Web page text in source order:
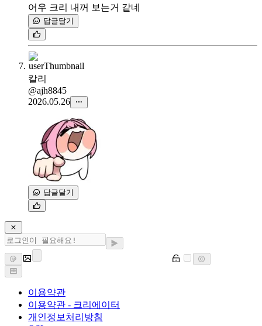
어우 크리 내꺼 보는거 같네
답글달기
칼리
@ajh8845
2026.05.26
답글달기
이용약관
이용약관 - 크리에이터
개인정보처리방침